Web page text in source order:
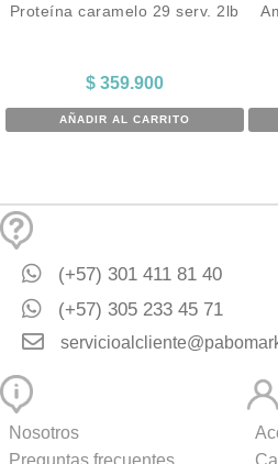
Proteína caramelo 29 serv. 2lb
$359.900
AÑADIR AL CARRITO
(+57) 301 411 81 40
(+57) 305 233 45 71
Nosotros
Preguntas frecuentes